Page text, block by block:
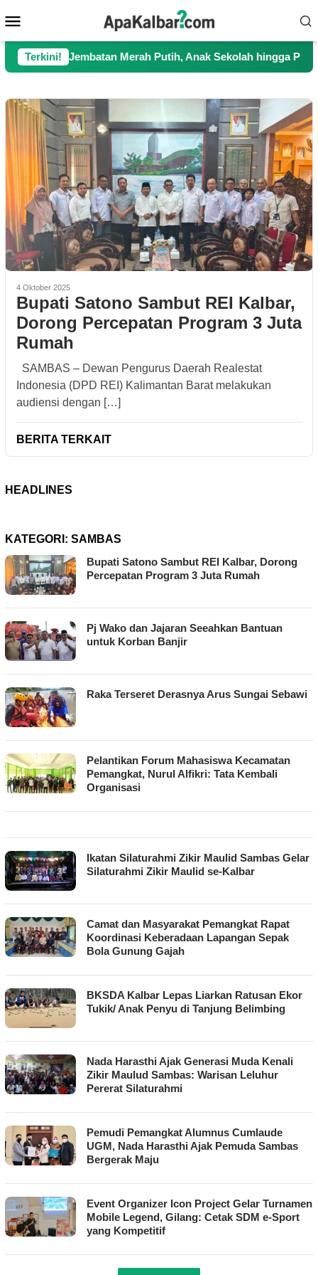
ke
kontenMobile
Terkini!
Jembatan Merah Putih, Anak Sekolah hingga Petani Kini
4 Oktober 2025
Bupati Satono Sambut REI Kalbar,
Dorong Percepatan Program 3 Juta
Rumah
SAMBAS – Dewan Pengurus Daerah Realestat
Indonesia (DPD REI) Kalimantan Barat melakukan
audiensi dengan […]
BERITA TERKAIT
HEADLINES
KATEGORI: SAMBAS
Bupati Satono Sambut REI Kalbar, Dorong
Percepatan Program 3 Juta Rumah
Pj Wako dan Jajaran Seeahkan Bantuan
untuk Korban Banjir
Raka Terseret Derasnya Arus Sungai Sebawi
Pelantikan Forum Mahasiswa Kecamatan
Pemangkat, Nurul Alfikri: Tata Kembali
Organisasi
Ikatan Silaturahmi Zikir Maulid Sambas Gelar
Silaturahmi Zikir Maulid se-Kalbar
Camat dan Masyarakat Pemangkat Rapat
Koordinasi Keberadaan Lapangan Sepak
Bola Gunung Gajah
BKSDA Kalbar Lepas Liarkan Ratusan Ekor
Tukik/ Anak Penyu di Tanjung Belimbing
Nada Harasthi Ajak Generasi Muda Kenali
Zikir Maulud Sambas: Warisan Leluhur
Pererat Silaturahmi
Pemudi Pemangkat Alumnus Cumlaude
UGM, Nada Harasthi Ajak Pemuda Sambas
Bergerak Maju
Event Organizer Icon Project Gelar Turnamen
Mobile Legend, Gilang: Cetak SDM e-Sport
yang Kompetitif